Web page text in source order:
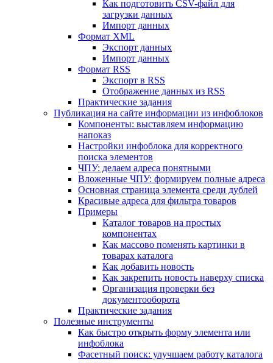
Как подготовить CSV-файл для
загрузки данных
Импорт данных
Формат XML
Экспорт данных
Импорт данных
Формат RSS
Экспорт в RSS
Отображение данных из RSS
Практические задания
Публикация на сайте информации из инфоблоков
Компоненты: выставляем информацию
напоказ
Настройки инфоблока для корректного
поиска элементов
ЧПУ: делаем адреса понятными
Вложенные ЧПУ: формируем полные адреса
Основная страница элемента среди дублей
Красивые адреса для фильтра товаров
Примеры
Каталог товаров на простых
компонентах
Как массово поменять картинки в
товарах каталога
Как добавить новость
Как закрепить новость наверху списка
Организация проверки без
документооборота
Практические задания
Полезные инструменты
Как быстро открыть форму элемента или
инфоблока
Фасетный поиск: улучшаем работу каталога